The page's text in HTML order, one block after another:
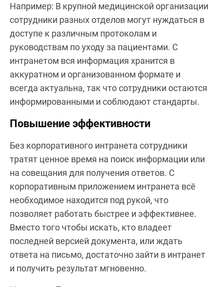
Например: В крупной медицинской организации
сотрудники разных отделов могут нуждаться в
доступе к различным протоколам и
руководствам по уходу за пациентами. С
интранетом вся информация хранится в
аккуратном и организованном формате и
всегда актуальна, так что сотрудники остаются
информированными и соблюдают стандарты.
Повышение эффективности
Без корпоративного интранета сотрудники
тратят ценное время на поиск информации или
на совещания для получения ответов. С
корпоративным приложением интранета всё
необходимое находится под рукой, что
позволяет работать быстрее и эффективнее.
Вместо того чтобы искать, кто владеет
последней версией документа, или ждать
ответа на письмо, достаточно зайти в интранет
и получить результат мгновенно.